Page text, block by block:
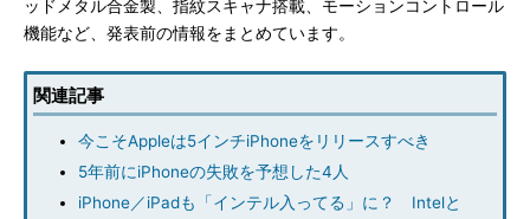
ッドメタル合金製、指紋スキャナ搭載、モーションコントロール
機能など、発表前の情報をまとめています。
関連記事
今こそAppleは5インチiPhoneをリリースすべき
5年前にiPhoneの失敗を予想した4人
iPhone／iPadも「インテル入ってる」に？ Intelと